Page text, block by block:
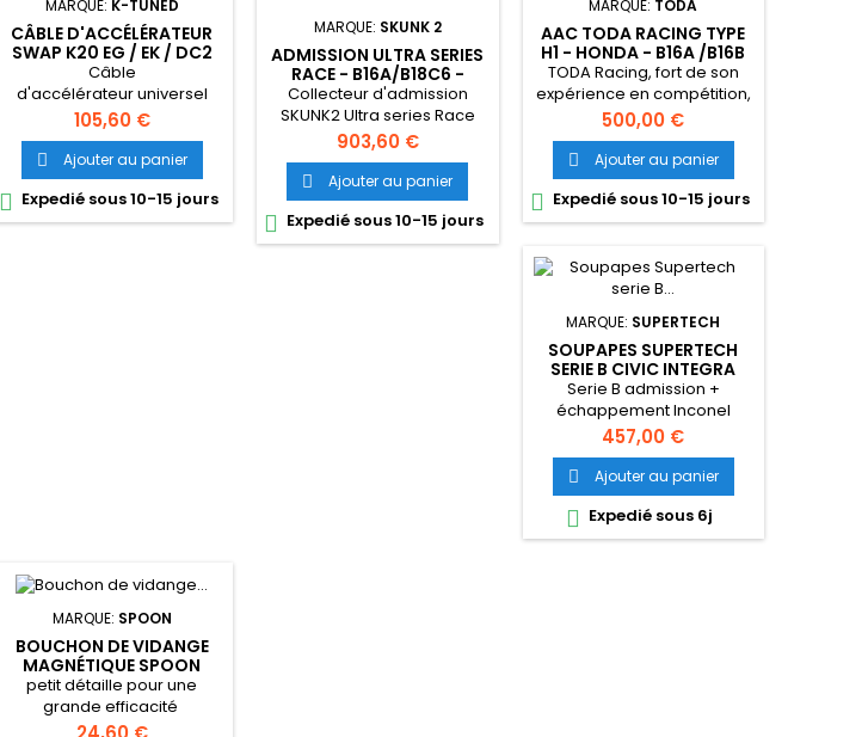
MARQUE: K-TUNED
CÂBLE D'ACCÉLÉRATEUR
SWAP K20 EG / EK / DC2
Câble
d'accélérateur universel
pour civic eg ou ek swap
K20
Prix
105,60 €
 Ajouter au panier
 Expedié sous 10-15 jours
MARQUE: SKUNK 2
ADMISSION ULTRA SERIES
RACE - B16A/B18C6 -
SKUNK2
Collecteur d'admission
SKUNK2 Ultra series Race
(3,5 litres) pour
B16A1/B16A2/B16B/B17/B18C6.
Prix
903,60 €
 Ajouter au panier
 Expedié sous 10-15 jours
MARQUE: TODA
AAC TODA RACING TYPE
H1 - HONDA - B16A /B16B
/B18C
TODA Racing, fort de son
expérience en compétition,
apporte toute sa
connaissance dans la
recherche et le
développement de ses
produits pour nous
proposer le meilleur en
chacun pour sa Honda civic
ou integra.
Prix
500,00 €
 Ajouter au panier
 Expedié sous 10-15 jours
MARQUE: SUPERTECH
SOUPAPES SUPERTECH
SERIE B CIVIC INTEGRA
INCONEL
Serie B admission +
échappement Inconel
Prix
457,00 €
 Ajouter au panier
 Expedié sous 6j
MARQUE: SPOON
BOUCHON DE VIDANGE
MAGNÉTIQUE SPOON
SPORTS
petit détaille pour une
grande efficacité
Prix